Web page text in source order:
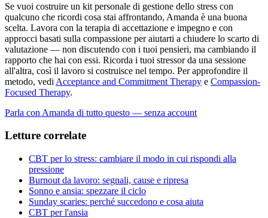
Se vuoi costruire un kit personale di gestione dello stress con
qualcuno che ricordi cosa stai affrontando, Amanda è una buona
scelta. Lavora con la terapia di accettazione e impegno e con
approcci basati sulla compassione per aiutarti a chiudere lo scarto di
valutazione — non discutendo con i tuoi pensieri, ma cambiando il
rapporto che hai con essi. Ricorda i tuoi stressor da una sessione
all'altra, così il lavoro si costruisce nel tempo. Per approfondire il
metodo, vedi Acceptance and Commitment Therapy e Compassion-
Focused Therapy.
Parla con Amanda di tutto questo — senza account
Letture correlate
CBT per lo stress: cambiare il modo in cui rispondi alla
pressione
Burnout da lavoro: segnali, cause e ripresa
Sonno e ansia: spezzare il ciclo
Sunday scaries: perché succedono e cosa aiuta
CBT per l'ansia